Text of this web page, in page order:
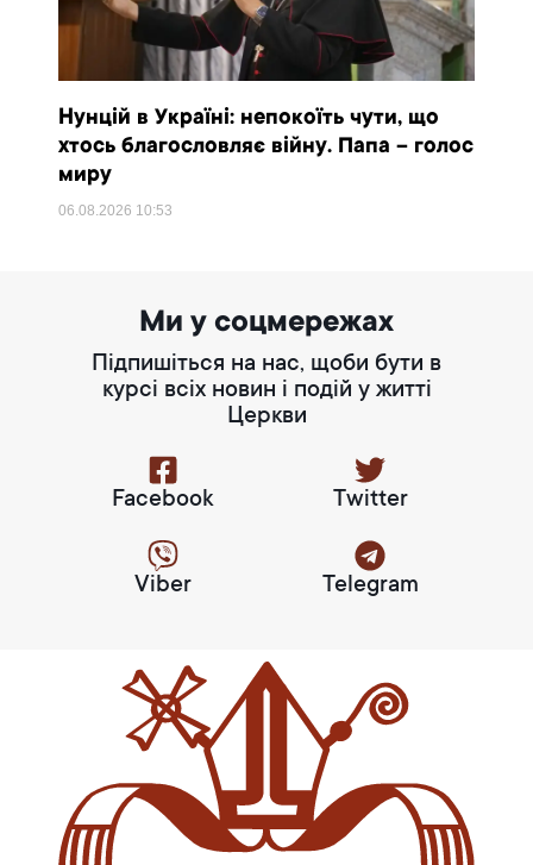
Нунцій в Україні: непокоїть чути, що
хтось благословляє війну. Папа – голос
миру
06.08.2026 10:53
Ми у соцмережах
Підпишіться на нас, щоби бути в
курсі всіх новин і подій у житті
Церкви
Facebook Twitter
Viber Telegram